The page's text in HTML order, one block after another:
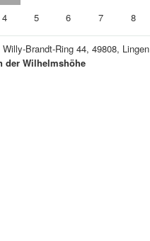
4 5 6 7 8
Willy-Brandt-Ring 44, 49808, Lingen
der Wilhelmshöhe